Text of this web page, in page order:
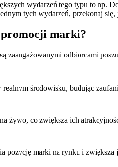
wydarzeń tego typu to np.
tych wydarzeń, przekonaj
promocji marki?
zaangażowanymi odbiorcami
realnym środowisku, budując
żywo, co zwiększa ich
pozycję marki na rynku i zwiększa